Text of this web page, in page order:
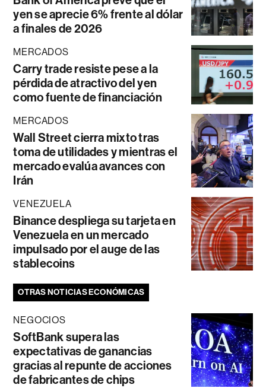
yen se aprecie 6% frente al dólar
a finales de 2026
MERCADOS
Carry trade resiste pese a la
pérdida de atractivo del yen
como fuente de financiación
MERCADOS
Wall Street cierra mixto tras
toma de utilidades y mientras el
mercado evalúa avances con
Irán
VENEZUELA
Binance despliega su tarjeta en
Venezuela en un mercado
impulsado por el auge de las
stablecoins
OTRAS NOTICIAS ECONÓMICAS
NEGOCIOS
SoftBank supera las
expectativas de ganancias
gracias al repunte de acciones
de fabricantes de chips